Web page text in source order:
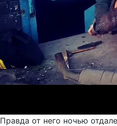
Правда от него ночью